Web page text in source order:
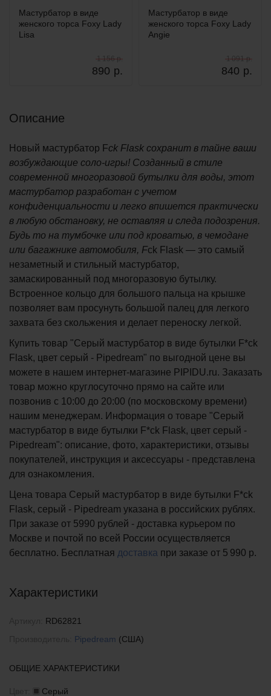
Мастурбатор в виде
женского торса Foxy Lady
Lisa
890 р.
1 156 р.
Мастурбатор в виде
женского торса Foxy Lady
Angie
840 р.
1 091 р.
Описание
Новый мастурбатор Fck Flask сохранит в тайне ваши
возбуждающие соло-игры! Созданный в стиле
современной многоразовой бутылки для воды, этот
мастурбатор разработан с учетом
конфиденциальности и легко впишется практически
в любую обстановку, не оставляя и следа подозрения.
Будь то на тумбочке или под кроватью, в чемодане
или багажнике автомобиля, Fck Flask — это самый
незаметный и стильный мастурбатор,
замаскированный под многоразовую бутылку.
Встроенное кольцо для большого пальца на крышке
позволяет вам просунуть большой палец для легкого
захвата без скольжения и делает переноску легкой.
Купить товар "Серый мастурбатор в виде бутылки F*ck
Flask, цвет серый - Pipedream" по выгодной цене вы
можете в нашем интернет-магазине PIPIDU.ru. Заказать
товар можно круглосуточно прямо на сайте или
позвонив с 10:00 до 20:00 (по московскому времени)
нашим менеджерам. Информация о товаре "Серый
мастурбатор в виде бутылки F*ck Flask, цвет серый -
Pipedream": описание, фото, характеристики, отзывы
покупателей, инструкция и аксессуары - представлена
для ознакомления.
Цена товара Серый мастурбатор в виде бутылки F*ck
Flask, серый - Pipedream указана в российских рублях.
При заказе от 5990 рублей - доставка курьером по
Москве и почтой по всей России осуществляется
бесплатно. Бесплатная доставка при заказе от 5 990 р.
Характеристики
RD62821
Pipedream (США)
ОБЩИЕ ХАРАКТЕРИСТИКИ
Серый